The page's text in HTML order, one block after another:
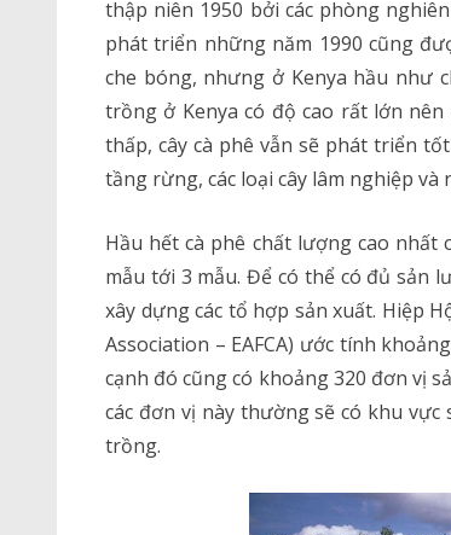
thập niên 1950 bởi các phòng
phát triển những năm 1990 cũng
che bóng, nhưng ở Kenya hầu như
trồng ở Kenya có độ cao rất lớn
thấp, cây cà phê vẫn sẽ phát triển
tầng rừng, các loại cây lâm nghiệp
Hầu hết cà phê chất lượng cao
mẫu tới 3 mẫu. Để có thể có đủ sản
xây dựng các tổ hợp sản xuất. Hiệp
Association – EAFCA) ước tính
cạnh đó cũng có khoảng 320 đơn vị
các đơn vị này thường sẽ có khu vực
trồng.